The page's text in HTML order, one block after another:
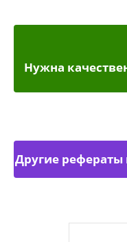
Нужна
Другие